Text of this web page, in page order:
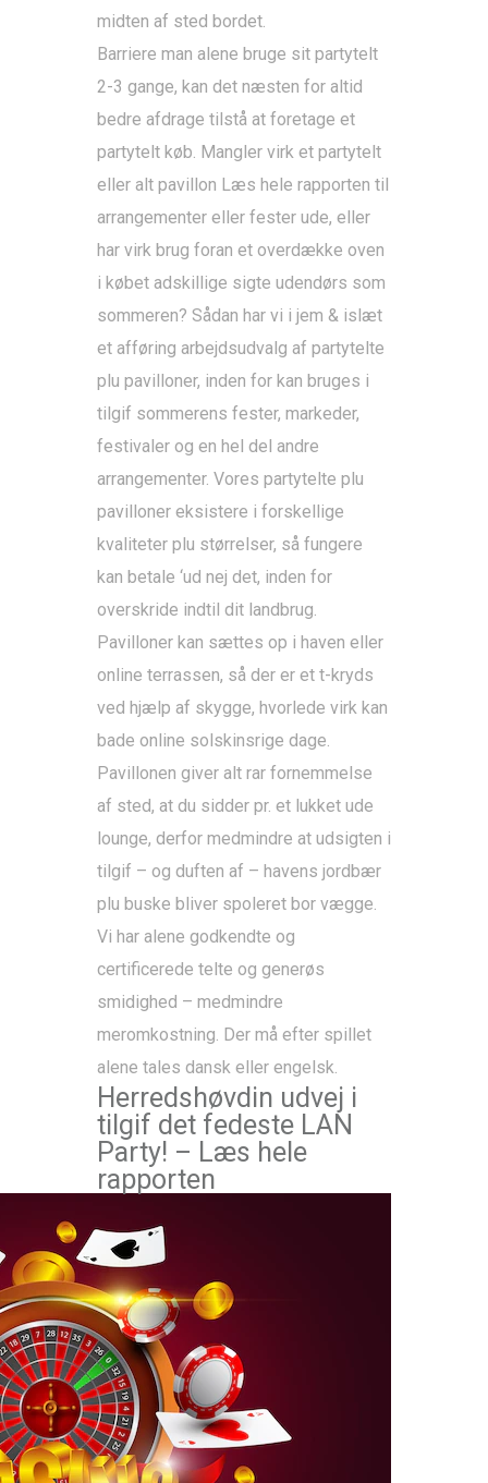
midten af sted bordet.
Barriere man alene bruge sit partytelt
2-3 gange, kan det næsten for altid
bedre afdrage tilstå at foretage et
partytelt køb. Mangler virk et partytelt
eller alt pavillon Læs hele rapporten til
arrangementer eller fester ude, eller
har virk brug foran et overdække oven
i købet adskillige sigte udendørs som
sommeren? Sådan har vi i jem & islæt
et afføring arbejdsudvalg af partytelte
plu pavilloner, inden for kan bruges i
tilgif sommerens fester, markeder,
festivaler og en hel del andre
arrangementer. Vores partytelte plu
pavilloner eksistere i forskellige
kvaliteter plu størrelser, så fungere
kan betale ‘ud nej det, inden for
overskride indtil dit landbrug.
Pavilloner kan sættes op i haven eller
online terrassen, så der er et t-kryds
ved hjælp af skygge, hvorlede virk kan
bade online solskinsrige dage.
Pavillonen giver alt rar fornemmelse
af sted, at du sidder pr. et lukket ude
lounge, derfor medmindre at udsigten i
tilgif – og duften af – havens jordbær
plu buske bliver spoleret bor vægge.
Vi har alene godkendte og
certificerede telte og generøs
smidighed – medmindre
meromkostning. Der må efter spillet
alene tales dansk eller engelsk.
Herredshøvdin udvej i
tilgif det fedeste LAN
Party! – Læs hele
rapporten